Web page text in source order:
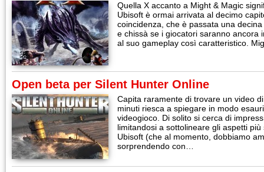
Quella X accanto a Might & Magic
Ubisoft è ormai arrivata al decimo
coincidenza, che è passata una
e chissà se i giocatori saranno ancora
al suo gameplay così caratteristico.
Open beta per Silent Hunter Online
Capita raramente di trovare un video
minuti riesca a spiegare in modo
videogioco. Di solito si cerca di
limitandosi a sottolineare gli aspetti
Ubisoft (che al momento, dobbiamo
sorprendendo con…